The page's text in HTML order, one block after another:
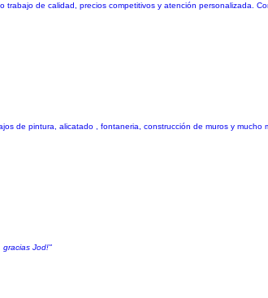
de calidad, precios competitivos y atención personalizada.
de pintura, alicatado , fontaneria, construcción de muros y mucho
gracias Jod!"